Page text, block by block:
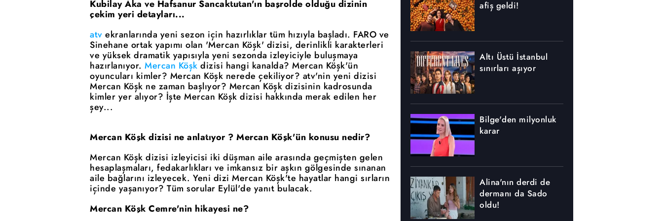
Kubilay Aka ve Hafsanur Sancaktutan'ın başrolde olduğu dizinin
çekim yeri detayları...
atv ekranlarında yeni sezon için hazırlıklar tüm hızıyla başladı. FARO ve
Sinehane ortak yapımı olan 'Mercan Köşk' dizisi, derinlikli karakterleri
ve yüksek dramatik yapısıyla yeni sezonda izleyiciyle buluşmaya
hazırlanıyor. Mercan Köşk dizisi hangi kanalda? Mercan Köşk'ün
oyuncuları kimler? Mercan Köşk nerede çekiliyor? atv'nin yeni dizisi
Mercan Köşk ne zaman başlıyor? Mercan Köşk dizisinin kadrosunda
kimler yer alıyor? İşte Mercan Köşk dizisi hakkında merak edilen her
şey...
Mercan Köşk dizisi ne anlatıyor ? Mercan Köşk'ün konusu nedir?
Mercan Köşk dizisi izleyicisi iki düşman aile arasında geçmişten gelen
hesaplaşmaları, fedakarlıkları ve imkansız bir aşkın gölgesinde sınanan
aile bağlarını izleyecek. Yeni dizi Mercan Köşk'te hayatlar hangi sırların
içinde yaşanıyor? Tüm sorular Eylül'de yanıt bulacak.
Mercan Köşk Cemre'nin hikayesi ne?
afiş geldi!
Altı Üstü İstanbul
sınırları aşıyor
Bilge'den milyonluk
karar
Alina'nın derdi de
dermanı da Sado
oldu!